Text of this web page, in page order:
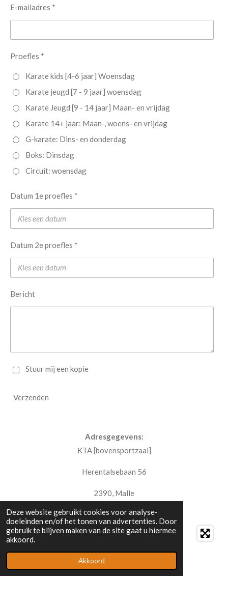
Deze website gebruikt cookies voor analyse-
doeleinden en/of het tonen van advertenties. Door
gebruik te blijven maken van de site gaat u hiermee
akkoord.
Akkoord
E-mailadres *
Proefles *
Karate kids [4-6 jaar] Woensdag
Karate jeugd [7 - 9 jaar] woensdag
Karate Jeugd [9 - 14 jaar] Maan- en vrijdag
Karate 14+ jaar: Maan-, woens- en vrijdag
G-karate: Dins- en donderdag
Boks: Dinsdag
Circuit: woensdag
Datum 1e proefles *
Datum 2e proefles *
Bericht
Stuur mij een kopie
Verzenden
Adresgegevens:
KTA [bovensportzaal]
Herentalsebaan 56
2390, Malle